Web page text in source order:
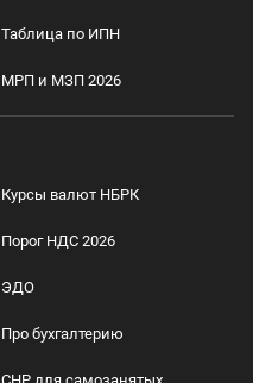
Таблица по ИПН
МРП и МЗП 2026
Курсы валют НБРК
Порог НДС 2026
ЭДО
Про бухгалтерию